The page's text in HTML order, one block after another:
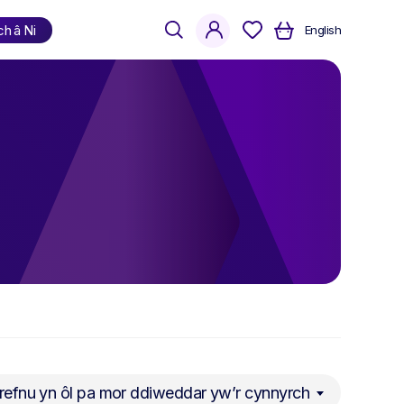
Cymraeg
â Ni English
searchaccount
yn ôl pa mor ddiweddar yw’r cynnyrch